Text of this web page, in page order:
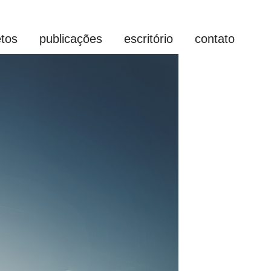
publicações escritório contato